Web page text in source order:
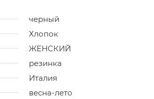
черный
Хлопок
ЖЕНСКИЙ
резинка
Италия
весна-лето